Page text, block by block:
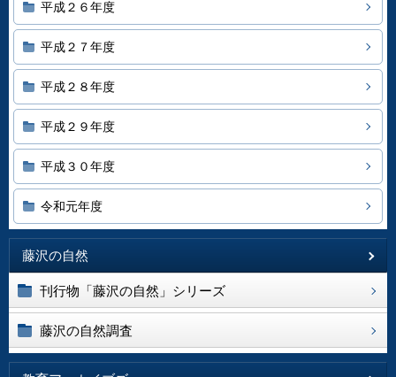
平成２６年度
平成２７年度
平成２８年度
平成２９年度
平成３０年度
令和元年度
藤沢の自然
刊行物「藤沢の自然」シリーズ
藤沢の自然調査